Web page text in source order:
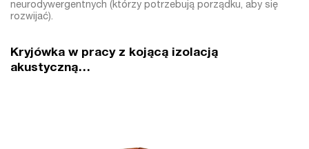
neurodywergentnych (którzy potrzebują porządku, aby się
rozwijać).
Kryjówka w pracy z kojącą izolacją
akustyczną…